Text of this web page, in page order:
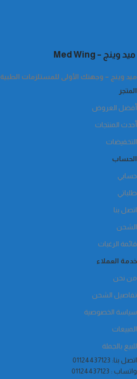
ميد وينج – Med Wing
ميد وينج – وجهتك الأولى للمستلزمات الطبية
المتجر
أفضل العروض
أحدث المنتجات
التخفيضات
الحساب
حسابي
طلباتي
اتصل بنا
الشحن
قائمة الرغبات
خدمة العملاء
من نحن
تفاصيل الشحن
سياسة الخصوصية
المبيعات
للبيع بالجملة
اتصل بنا: 01124437123
واتساب : 01124437123